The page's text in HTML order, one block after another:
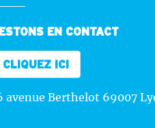
EN CONTACT
CLIQUEZ ICI
avenue Berthelot 69007